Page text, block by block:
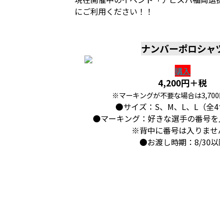
にご利用ください！！
ナンバーポロシャ
購入
4,200円＋税
※マーキングが不要な場合は
●サイズ：S、M、L、L（全
●マーキング：好きな選手の番号
※背中に番号は入りませ
●お渡し時期：8/30以